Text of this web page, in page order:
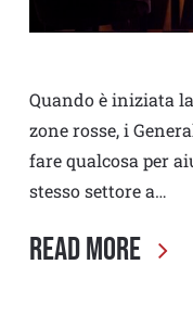
Quando è iniziata
zone rosse, i
fare qualcosa per
stesso settore a…
Read More